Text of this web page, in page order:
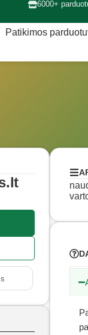
6000+
Patikimos